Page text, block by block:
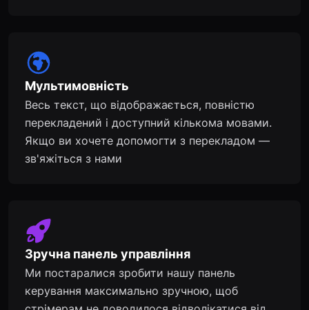
Мультимовність
Весь текст, що відображається, повністю
перекладений і доступний кількома мовами.
Якщо ви хочете допомогти з перекладом —
зв'яжіться з нами
Зручна панель управління
Ми постаралися зробити нашу панель
керування максимально зручною, щоб